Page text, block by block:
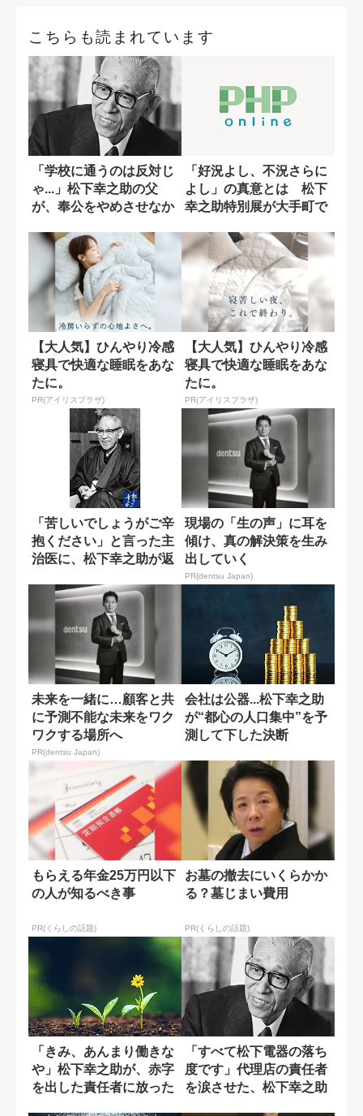
こちらも読まれています
「学校に通うのは反対じ
ゃ...」松下幸之助の父
が、奉公をやめさせなか
「好況よし、不況さらに
よし」の真意とは 松下
幸之助特別展が大手町で
【大人気】ひんやり冷感
寝具で快適な睡眠をあな
たに。
PR(アイリスプラザ)
【大人気】ひんやり冷感
寝具で快適な睡眠をあな
たに。
PR(アイリスプラザ)
「苦しいでしょうがご辛
抱ください」と言った主
治医に、松下幸之助が返
現場の「生の声」に耳を
傾け、真の解決策を生み
出していく
PR(dentsu Japan)
未来を一緒に…顧客と共
に予測不能な未来をワク
ワクする場所へ
PR(dentsu Japan)
会社は公器...松下幸之助
が“都心の人口集中”を予
測して下した決断
もらえる年金25万円以下
の人が知るべき事
PR(くらしの話題)
お墓の撤去にいくらかか
る？墓じまい費用
PR(くらしの話題)
「きみ、あんまり働きな
や」松下幸之助が、赤字
を出した責任者に放った
「すべて松下電器の落ち
度です」代理店の責任者
を涙させた、松下幸之助